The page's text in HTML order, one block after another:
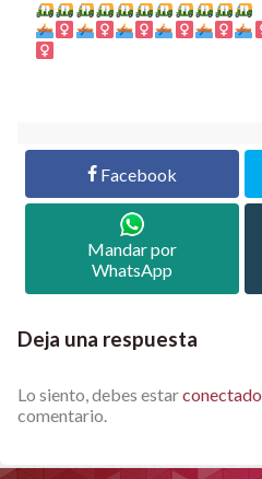
Facebook
Mandar por
WhatsApp
Deja una respuesta
Lo siento, debes estarconectado
comentario.